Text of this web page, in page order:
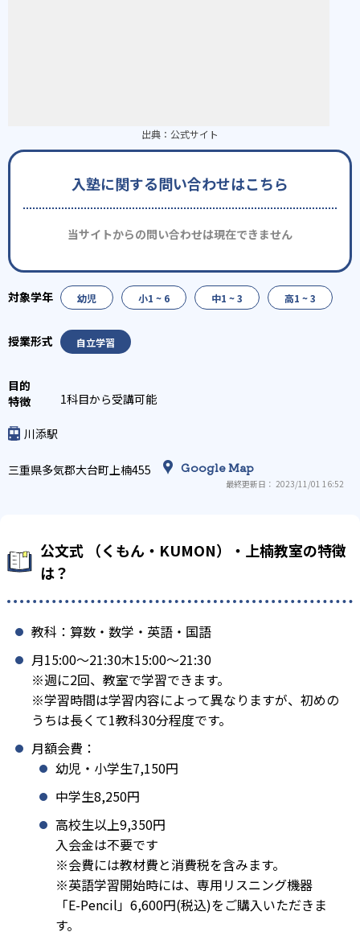
出典： 公式サイト
入塾に関する問い合わせはこちら
当サイトからの問い合わせは現在できません
幼児 小1 ~ 6 中1 ~ 3 高1 ~ 3
自立学習
1科目から受講可能
川添駅
三重県多気郡大台町上楠455 Google Map
最終更新日： 2023/11/01 16:52
公文式 （くもん・KUMON）・上楠教室の特徴
は？
教科：算数・数学・英語・国語
月15:00〜21:30木15:00〜21:30
※週に2回、教室で学習できます。
※学習時間は学習内容によって異なりますが、初めの
うちは長くて1教科30分程度です。
月額会費：
幼児・小学生7,150円
中学生8,250円
高校生以上9,350円
入会金は不要です
※会費には教材費と消費税を含みます。
※英語学習開始時には、専用リスニング機器
「E-Pencil」6,600円(税込)をご購入いただきま
す。